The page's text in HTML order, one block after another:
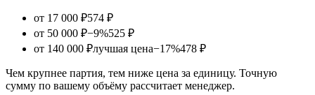
от 17 000 ₽574 ₽
от 50 000 ₽−9%525 ₽
от 140 000 ₽лучшая цена−17%478 ₽
Чем крупнее партия, тем ниже цена за единицу. Точную
сумму по вашему объёму рассчитает менеджер.